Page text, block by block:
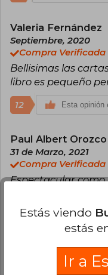
Valeria Fernández
Septiembre, 2020
Compra Verificada
Bellisimas las
libro es pequeño
12 Esta opinión
Paul Albert
31 de Marzo, 2021
Compra Verificada
Espectacular como
8 Esta opinión
Cargar más
Estás viendo
estás
Ir a